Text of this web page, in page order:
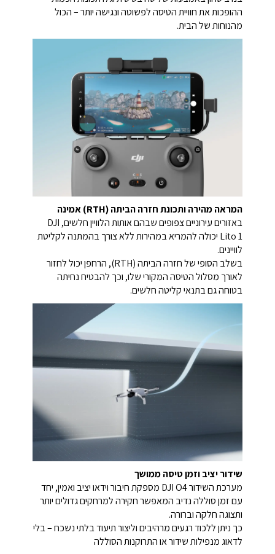
ההופכות את חוויית הטיסה לפשוטה ונגישה יותר – הכול
מהנוחות של הבית.
המראה מהירה ותכונת חזרה הביתה (RTH) אמינה
באזורים עירוניים צפופים שבהם אותות הלוויין חלשים, DJI
Lito 1 יכולה להמריא במהירות ללא צורך בהמתנה לקליטת
לוויינים.
בשלב הסופי של חזרה הביתה (RTH), הרחפן יכול לחזור
לאורך מסלול הטיסה המקורי שלו, וכך להבטיח נחיתה
בטוחה גם בתנאי קליטה חלשים.
שידור יציב וזמן טיסה ממושך
מערכת השידור DJI O4 מספקת חיבור וידאו יציב ואמין, יחד
עם זמן סוללה נדיב המאפשר חקירה למרחקים גדולים יותר
ותצוגה חלקה וברורה.
כך ניתן ללכוד רגעים מרהיבים וליצור תיעוד בלתי נשכח – בלי
לדאוג מנפילות שידור או התרוקנות הסוללה